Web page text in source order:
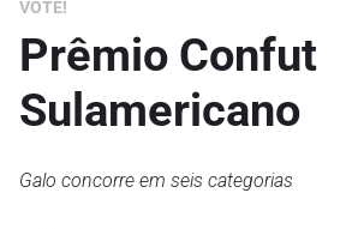
VOTE!
Prêmio Confut
Sulamericano
Galo concorre em seis categorias